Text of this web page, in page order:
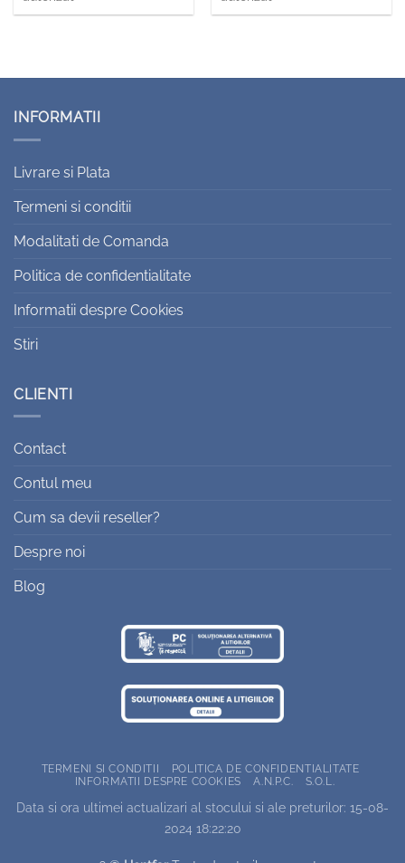
INFORMATII
Livrare si Plata
Termeni si conditii
Modalitati de Comanda
Politica de confidentialitate
Informatii despre Cookies
Stiri
CLIENTI
Contact
Contul meu
Cum sa devii reseller?
Despre noi
Blog
TERMENI SI CONDITII
POLITICA DE CONFIDENTIALITATE
INFORMATII DESPRE COOKIES
A.N.P.C. S.O.L.
Data si ora ultimei actualizari al stocului si ale preturilor: 15-08-
2024 18:22:20